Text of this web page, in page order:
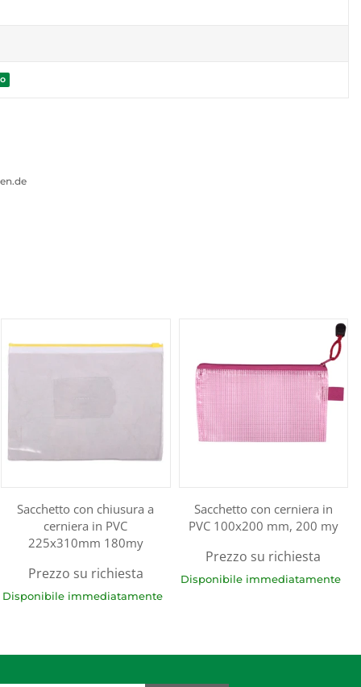
Sacchetto con chiusura a
cerniera in PVC
225x310mm 180my
Prezzo su richiesta
Disponibile immediatamente
Sacchetto con cerniera in
PVC 100x200 mm, 200 my
Prezzo su richiesta
Disponibile immediatamente